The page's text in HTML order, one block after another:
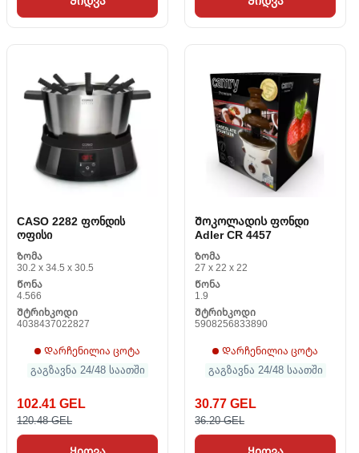
CASO 2282 ფონდის
ოფისი
Ზომა
30.2 x 34.5 x 30.5
Წონა
4.566
Შტრიხკოდი
4038437022827
Დარჩენილია ცოტა
გაგზავნა 24/48 საათში
102.41 GEL
120.48 GEL
Შოკოლადის ფონდი
Adler CR 4457
Ზომა
27 x 22 x 22
Წონა
1.9
Შტრიხკოდი
5908256833890
Დარჩენილია ცოტა
გაგზავნა 24/48 საათში
30.77 GEL
36.20 GEL